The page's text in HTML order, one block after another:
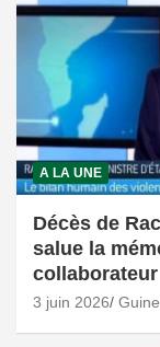
A LA UNE
Décès de
salue la
collaborateur
3 juin 2026